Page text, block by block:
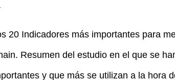
20 Indicadores más importantes para
Resumen del estudio en el que se
y que más se utilizan a la hora